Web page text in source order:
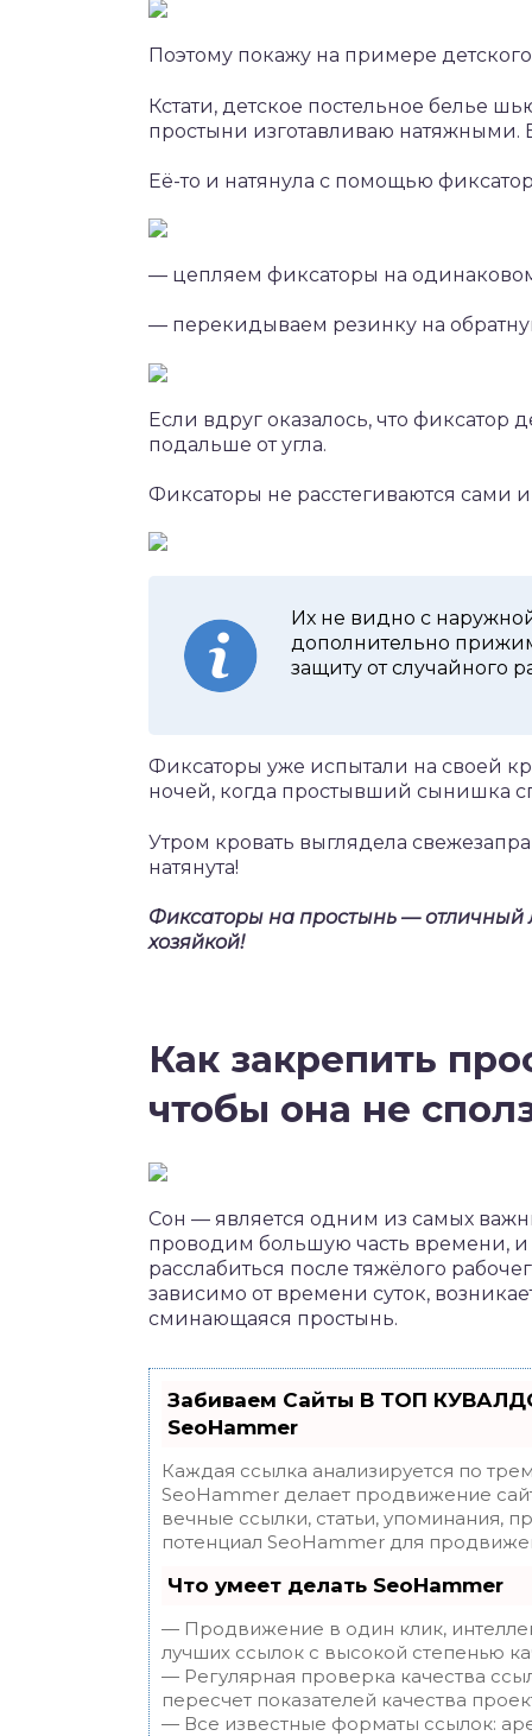
Поэтому покажу на примере
Кстати, детское постельное белье
простыни изготавливаю
Её-то и натянула с помощью
— цепляем фиксаторы на
— перекидываем резинку на
Если вдруг оказалось, что
подальше от угла.
Фиксаторы не расстегиваются сами
Их не видно с
дополнительно
защиту от случайного
Фиксаторы уже испытали на своей
ночей, когда простывший сынишка
Утром кровать выглядела
натянута!
Фиксаторы на простынь — отличный
хозяйкой!
Как закрепить
чтобы она не
Сон — является одним из самых
проводим большую часть времени, и
расслабиться после тяжёлого
зависимо от времени суток,
сминающаяся простынь.
Забиваем Сайты В ТОП
SeoHammer
Каждая ссылка анализируется по
SeoHammer делает продвижение
вечные ссылки, статьи, упоминания,
потенциал SeoHammer для
Что умеет делать SeoHammer
— Продвижение в один клик,
лучших ссылок с высокой степенью
— Регулярная проверка качества
пересчет показателей качества
— Все известные форматы ссылок: